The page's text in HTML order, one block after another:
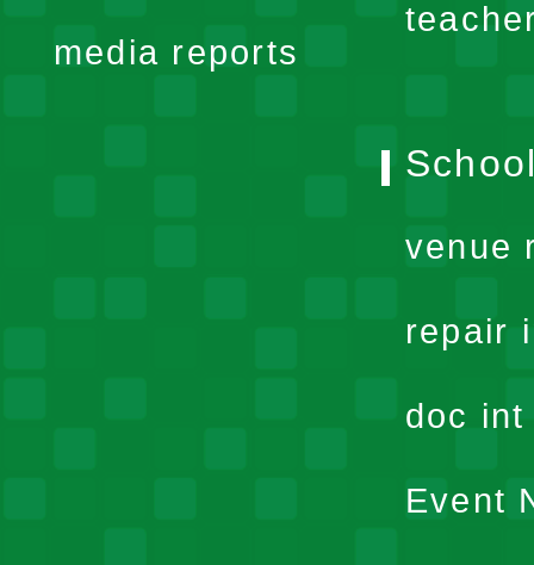
media reports
venue
repair
doc
Event